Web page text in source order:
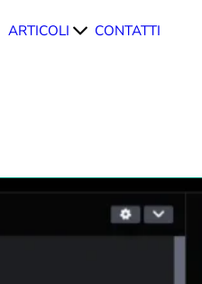
ARTICOLI CONTATTI